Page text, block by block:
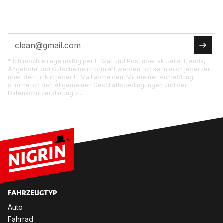
* Ich möchte regelmäßig per E-Mail und Post über aktuelle Trends,
Angebote und Gutscheine informiert werden. Ich kann mich jederzeit
über den Link in jeder E-Mail abmelden. Mit meiner Anmeldung
stimme ich den Allgemeinen Geschäftsbedingungen und der
Datenschutzerklärung zu.
FAHR­ZEUG­TYP
Auto
Fahr­rad